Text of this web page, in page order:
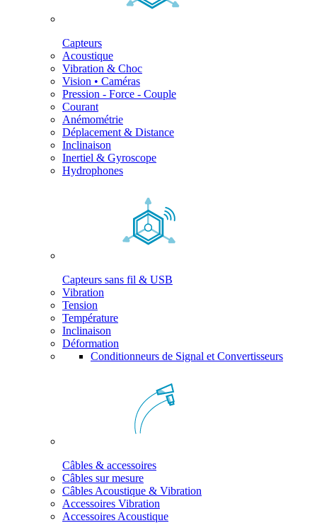
Capteurs
Acoustique
Vibration & Choc
Vision • Caméras
Pression - Force - Couple
Courant
Anémométrie
Déplacement & Distance
Inclinaison
Inertiel & Gyroscope
Hydrophones
Capteurs sans fil & USB
Vibration
Tension
Température
Inclinaison
Déformation
Conditionneurs de Signal et Convertisseurs
Câbles & accessoires
Câbles sur mesure
Câbles Acoustique & Vibration
Accessoires Vibration
Accessoires Acoustique